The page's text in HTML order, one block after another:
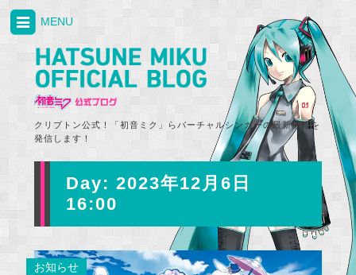
クリプトン公式！「初音ミク」らバーチャルシンガーの最新情報を
発信します！
MENU
Day: 2023年12月6日
16:00
お知らせ